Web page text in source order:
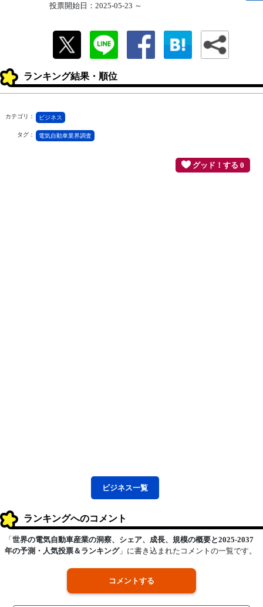
投票開始日：2025-05-23 ～
ランキング結果・順位
カテゴリ： ビジネス
タグ： 電気自動車業界調査
グッド！する 0
ビジネス一覧
ランキングへのコメント
「 世界の電気自動車産業の洞察、シェア、成長、規模の概要と2025-2037
年の予測・人気投票＆ランキング」に書き込まれたコメントの一覧です。
コメントする